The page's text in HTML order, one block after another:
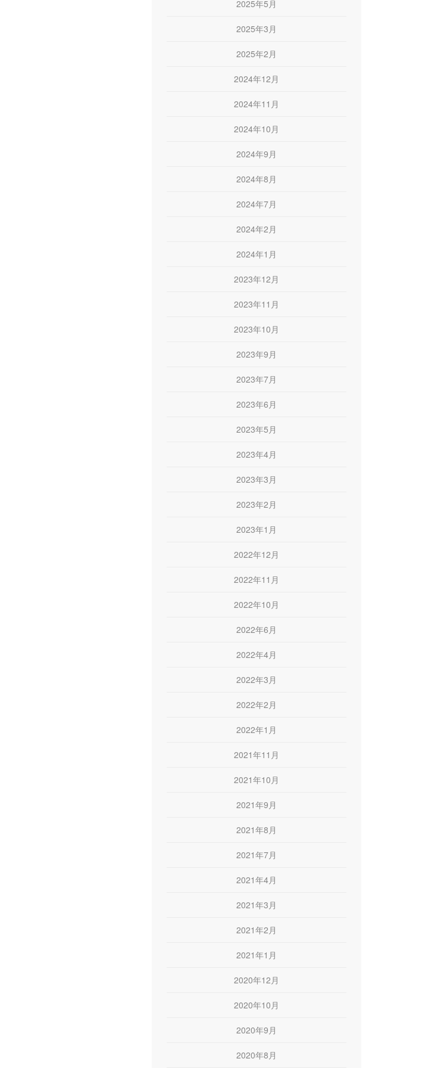
2025年5月
2025年3月
2025年2月
2024年12月
2024年11月
2024年10月
2024年9月
2024年8月
2024年7月
2024年2月
2024年1月
2023年12月
2023年11月
2023年10月
2023年9月
2023年7月
2023年6月
2023年5月
2023年4月
2023年3月
2023年2月
2023年1月
2022年12月
2022年11月
2022年10月
2022年6月
2022年4月
2022年3月
2022年2月
2022年1月
2021年11月
2021年10月
2021年9月
2021年8月
2021年7月
2021年4月
2021年3月
2021年2月
2021年1月
2020年12月
2020年10月
2020年9月
2020年8月